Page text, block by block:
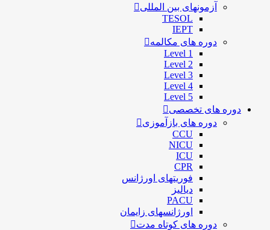
آزمونهای بین المللی
TESOL
IEPT
دوره های مکالمه
Level 1
Level 2
Level 3
Level 4
Level 5
دوره های تخصصی
دوره های بازآموزی
CCU
NICU
ICU
CPR
فوریتهای اورژانس
دیالیز
PACU
اورژانسهای زایمان
دوره های کوتاه مدت